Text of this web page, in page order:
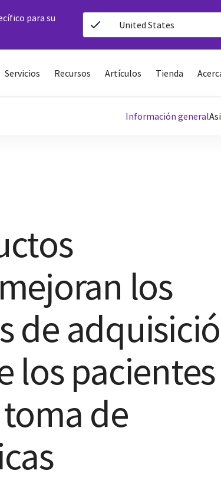
para su
United States
Servicios Recursos Artículos Tienda
Información general
los
de
los pacientes
de